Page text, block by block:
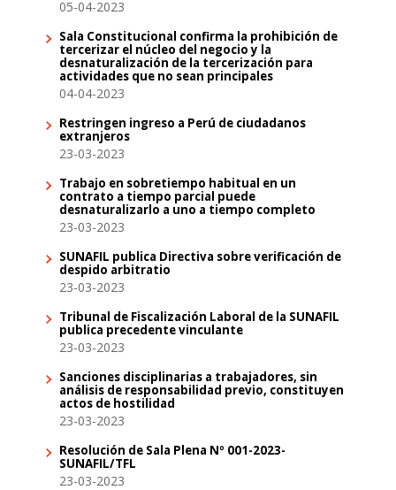
05-04-2023
Sala Constitucional confirma la prohibición de
tercerizar el núcleo del negocio y la
desnaturalización de la tercerización para
actividades que no sean principales
04-04-2023
Restringen ingreso a Perú de ciudadanos
extranjeros
23-03-2023
Trabajo en sobretiempo habitual en un
contrato a tiempo parcial puede
desnaturalizarlo a uno a tiempo completo
23-03-2023
SUNAFIL publica Directiva sobre verificación de
despido arbitratio
23-03-2023
Tribunal de Fiscalización Laboral de la SUNAFIL
publica precedente vinculante
23-03-2023
Sanciones disciplinarias a trabajadores, sin
análisis de responsabilidad previo, constituyen
actos de hostilidad
23-03-2023
Resolución de Sala Plena Nº 001-2023-
SUNAFIL/TFL
23-03-2023